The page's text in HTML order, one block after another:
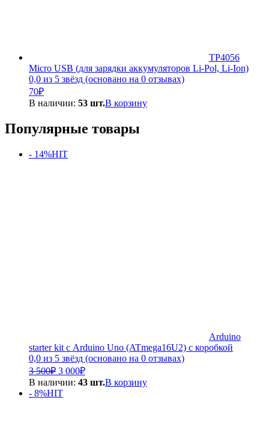
TP4056
Micro USB (для зарядки аккумуляторов Li-Pol, Li-Ion)
0,0 из 5 звёзд (основано на 0 отзывах)
70₽
В наличии: 53 шт.В корзину
Популярные товары
- 14%HIT
Arduino
starter kit с Arduino Uno (ATmega16U2) с коробкой
0,0 из 5 звёзд (основано на 0 отзывах)
3 500₽ Первоначальная
цена
составляла
3
3 000₽Текущая
цена:
В наличии: 43 шт.В корзину
- 8%HIT